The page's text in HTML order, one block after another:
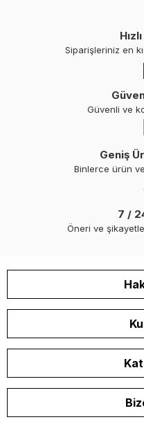
Siparişleriniz en
Güvenli ve
Geniş
Binlerce ürün
7 /
Öneri ve